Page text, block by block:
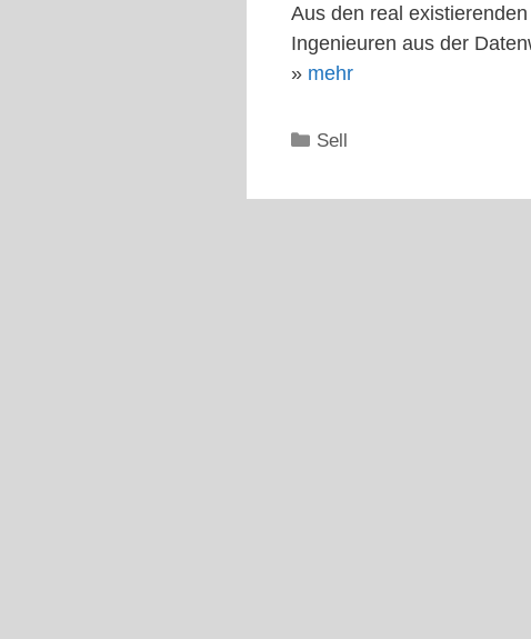
Aus den real existierenden
Ingenieuren aus der
» mehr
Kategorien
Sell